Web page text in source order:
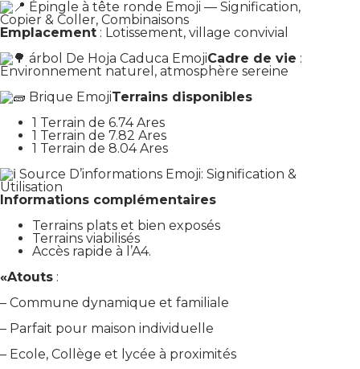
Emplacement : Lotissement, village convivial
Cadre de vie :
Environnement naturel, atmosphère sereine
Terrains disponibles
1 Terrain de 6.74 Ares
1 Terrain de 7.82 Ares
1 Terrain de 8.04 Ares
Informations complémentaires
Terrains plats et bien exposés
Terrains viabilisés
Accès rapide à l’A4.
«Atouts :
– Commune dynamique et familiale
– Parfait pour maison individuelle
– Ecole, Collège et lycée à proximités